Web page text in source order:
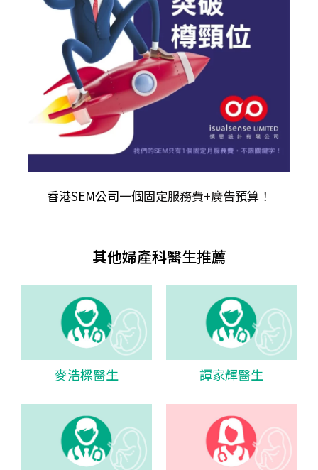
香港SEM公司一個固定服務費+廣告預算！
其他婦產科醫生推薦
麥浩樑醫生 譚家輝醫生